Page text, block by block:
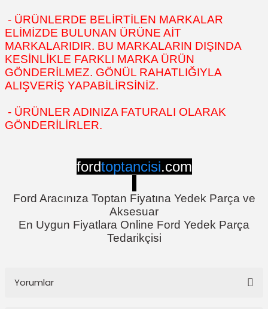
- ÜRÜNLERDE BELİRTİLEN MARKALAR
ELİMİZDE BULUNAN ÜRÜNE AİT
MARKALARIDIR. BU MARKALARIN DIŞINDA
KESİNLİKLE FARKLI MARKA ÜRÜN
GÖNDERİLMEZ. GÖNÜL RAHATLIĞIYLA
ALIŞVERİŞ YAPABİLİRSİNİZ.
- ÜRÜNLER ADINIZA FATURALI OLARAK
GÖNDERİLİRLER.
fordtoptancisi.com
Ford Aracınıza Toptan Fiyatına Yedek Parça ve
Aksesuar
En Uygun Fiyatlara Online Ford Yedek Parça
Tedarikçisi
Yorumlar